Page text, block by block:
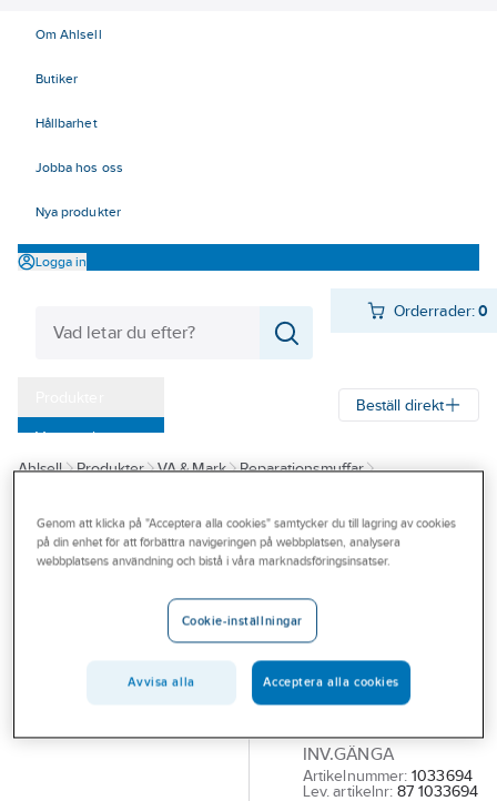
Om Ahlsell
Butiker
Hållbarhet
Jobba hos oss
Nya produkter
Logga in
Orderrader:0
Varumärken
Kampanjer
Outlet
Branscher
Beställ direkt
Ahlsell Produkter VA & Mark
Reparationsmuffar
BELOS
Belos,
Reparationsmuff
RS2 inv.gäng.
dubbelbandad
BELOS REP.MUFF 108-
INV.GÄNGA
Artikelnummer: 1033694
Lev. artikelnr: 87 1033694
Genom att klicka på "Acceptera alla cookies" samtycker du till lagring av cookies
på din enhet för att förbättra navigeringen på webbplatsen, analysera
webbplatsens användning och bistå i våra marknadsföringsinsatser.
Cookie-inställningar
Avvisa alla Acceptera alla cookies